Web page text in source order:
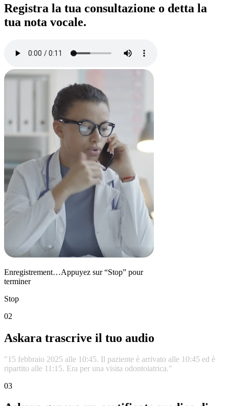
Registra la tua consultazione o detta la
tua nota vocale.
Enregistrement…Appuyez sur “Stop” pour
terminer
Stop
02
Askara trascrive il tuo audio
"15 febbraio 2025 alle 10:45. Il paziente è arrivato alle 10:45 ed è
ripartito alle 11:15. Era per una visita odontoiatrica."
03